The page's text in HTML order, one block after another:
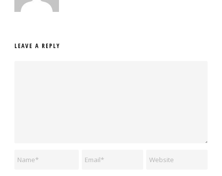
LEAVE A REPLY